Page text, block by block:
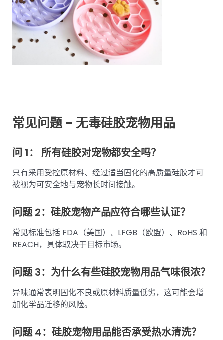
常见问题 - 无毒硅胶宠物用品
问 1： 所有硅胶对宠物都安全吗？
只有采用受控原材料、经过适当固化的高质量硅胶才可
被视为可安全地与宠物长时间接触。
问题 2：硅胶宠物产品应符合哪些认证？
常见标准包括 FDA（美国）、LFGB（欧盟）、RoHS 和
REACH，具体取决于目标市场。
问题 3：为什么有些硅胶宠物用品气味很浓？
异味通常表明固化不良或原材料质量低劣，这可能会增
加化学品迁移的风险。
问题 4：硅胶宠物用品能否承受热水清洗？